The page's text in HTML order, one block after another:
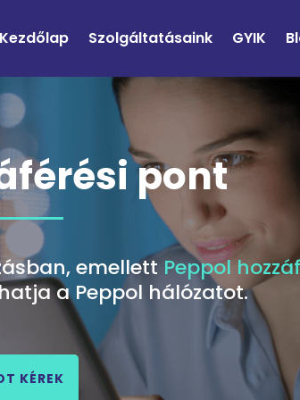
Kezdőlap Szolgáltatásaink GYIK
pont
emellett Peppol
a Peppol hálózatot.
KÉREK